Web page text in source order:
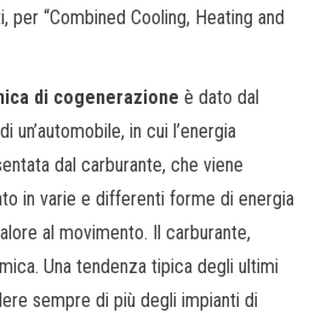
per “Combined Cooling, Heating and
di cogenerazione è dato dal
un’automobile, in cui l’energia
dal carburante, che viene
in varie e differenti forme di energia
al movimento. Il carburante,
Una tendenza tipica degli ultimi
sempre di più degli impianti di